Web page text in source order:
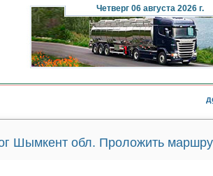
Четверг 06 августа 2026 г.
Шымкент обл. Проложить